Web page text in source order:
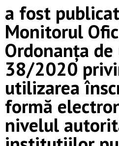
a fost
Monitorul
Ordonanța
38/2020
utilizarea
formă
nivelul